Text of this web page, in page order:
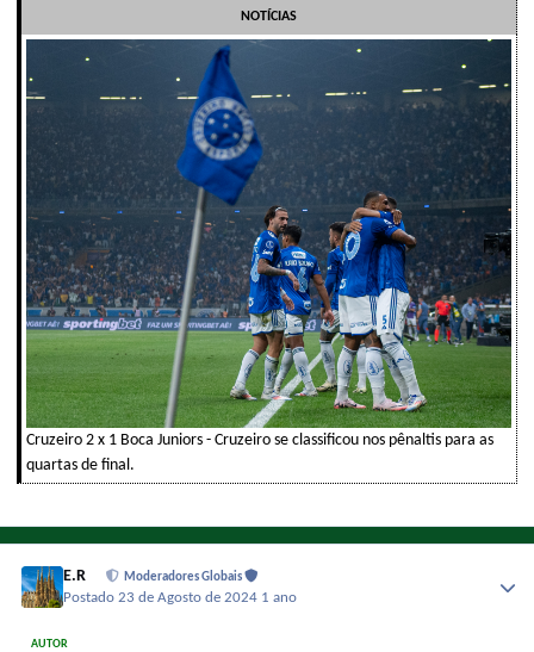
NOTÍCIAS
Cruzeiro 2 x 1 Boca Juniors - Cruzeiro se classificou nos pênaltis para as
quartas de final.
E.R Moderadores Globais
Postado23 de Agosto de 2024 1 ano
AUTOR